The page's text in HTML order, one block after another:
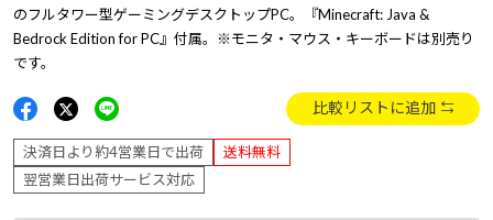
のフルタワー型ゲーミングデスクトップPC。『Minecraft: Java &
Bedrock Edition for PC』付属。※モニタ・マウス・キーボードは別売り
です。
比較リストに追加
決済日より約4営業日で出荷
送料無料
翌営業日出荷サービス対応